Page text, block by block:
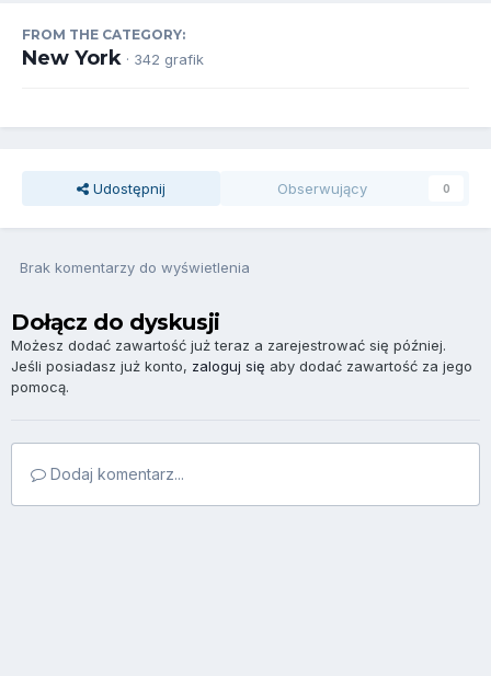
FROM THE CATEGORY:
New York · 342 grafik
Udostępnij Obserwujący 0
Brak komentarzy do wyświetlenia
Dołącz do dyskusji
Możesz dodać zawartość już teraz a zarejestrować się później.
Jeśli posiadasz już konto, zaloguj się aby dodać zawartość za jego
pomocą.
Dodaj komentarz...